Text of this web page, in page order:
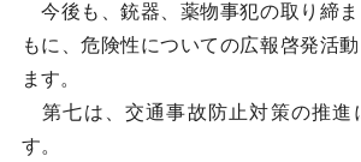
今後も、銃器、薬物事犯の取り締ま
もに、危険性についての広報啓発活
ます。
第七は、交通事故防止対策の推進
す。